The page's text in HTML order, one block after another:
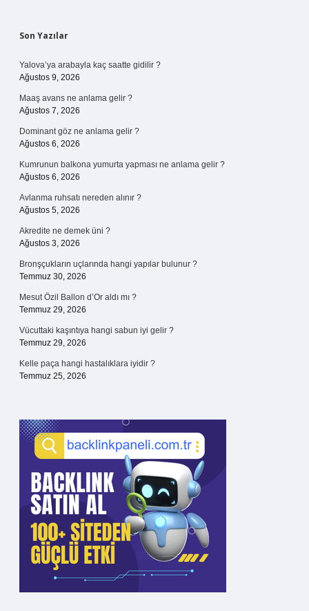
Sidebar
Son Yazılar
Yalova’ya arabayla kaç saatte gidilir ?
Ağustos 9, 2026
Maaş avans ne anlama gelir ?
Ağustos 7, 2026
Dominant göz ne anlama gelir ?
Ağustos 6, 2026
Kumrunun balkona yumurta yapması ne anlama gelir ?
Ağustos 6, 2026
Avlanma ruhsatı nereden alınır ?
Ağustos 5, 2026
Akredite ne demek üni ?
Ağustos 3, 2026
Bronşçukların uçlarında hangi yapılar bulunur ?
Temmuz 30, 2026
Mesut Özil Ballon d’Or aldı mı ?
Temmuz 29, 2026
Vücuttaki kaşıntıya hangi sabun iyi gelir ?
Temmuz 29, 2026
Kelle paça hangi hastalıklara iyidir ?
Temmuz 25, 2026